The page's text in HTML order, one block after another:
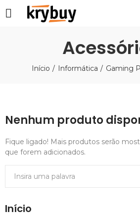
Início Informática Gaming
Nenhum produto
Fique ligado! Mais produtos serão
que forem adicionados.
Início